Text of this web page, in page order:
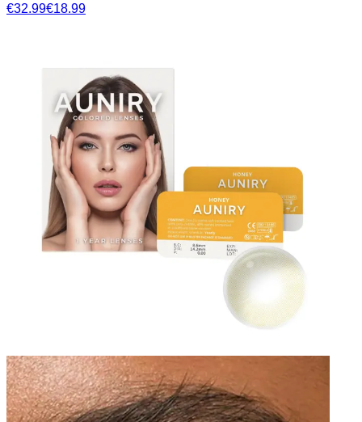
€32.99€18.99